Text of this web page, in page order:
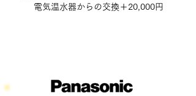
電気温水器からの交換＋20,000円